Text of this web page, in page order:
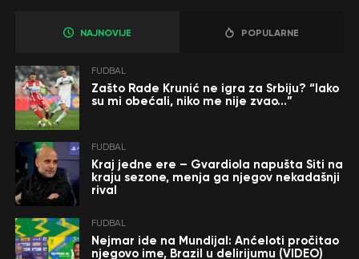
NAJNOVIJE POPULARNE
FUDBAL
Zašto Rade Krunić ne igra za Srbiju? “Iako
su mi obećali, niko me nije zvao…”
FUDBAL
Kraj jedne ere – Gvardiola napušta Siti na
kraju sezone, menja ga njegov nekadašnji
rival
FUDBAL
Nejmar ide na Mundijal: Anćeloti pročitao
njegovo ime, Brazil u delirijumu (VIDEO)